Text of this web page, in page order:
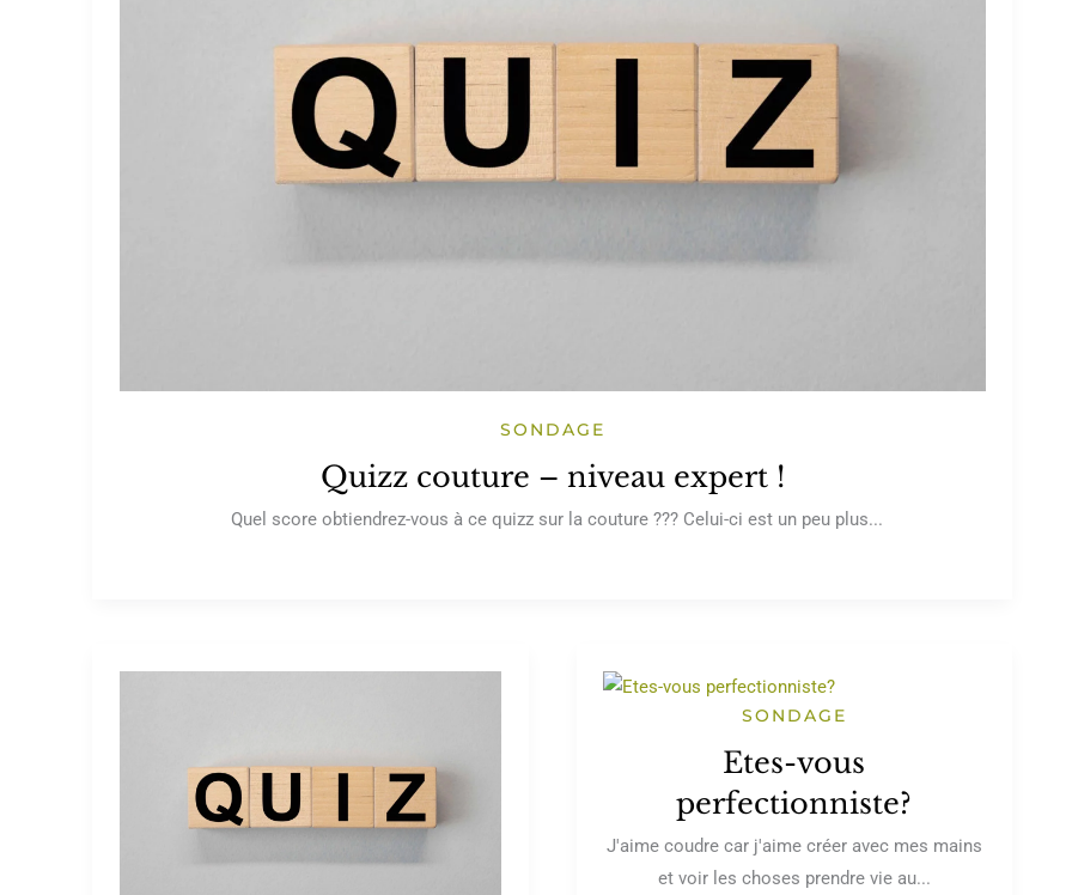
SONDAGE
Quizz couture – niveau expert !
Quel score obtiendrez-vous à ce quizz sur la couture ??? Celui-ci est un peu plus...
SONDAGE
Etes-vous
perfectionniste?
J'aime coudre car j'aime créer avec mes mains
et voir les choses prendre vie au...